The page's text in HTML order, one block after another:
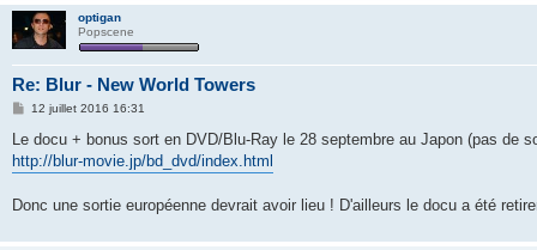
optigan
Popscene
Re: Blur - New World Towers
M
s
a
12 juillet 2016 16:31
Le docu + bonus sort en DVD/Blu-Ray le 28 septembre au Japon (pas de
http://blur-movie.jp/bd_dvd/index.html
Donc une sortie européenne devrait avoir lieu ! D'ailleurs le docu a été